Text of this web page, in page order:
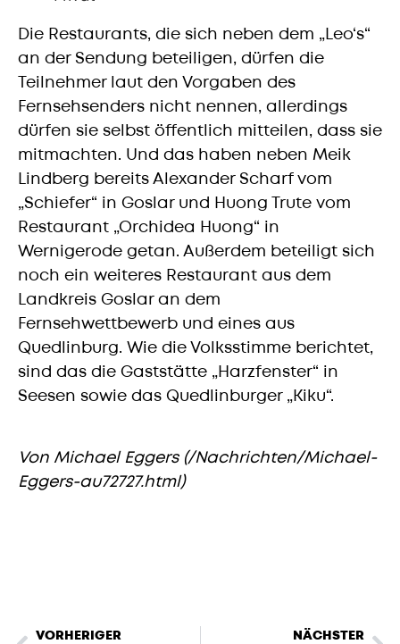
Die Restaurants, die sich neben dem „Leo‘s“
an der Sendung beteiligen, dürfen die
Teilnehmer laut den Vorgaben des
Fernsehsenders nicht nennen, allerdings
dürfen sie selbst öffentlich mitteilen, dass sie
mitmachten. Und das haben neben Meik
Lindberg bereits Alexander Scharf vom
„Schiefer“ in Goslar und Huong Trute vom
Restaurant „Orchidea Huong“ in
Wernigerode getan. Außerdem beteiligt sich
noch ein weiteres Restaurant aus dem
Landkreis Goslar an dem
Fernsehwettbewerb und eines aus
Quedlinburg. Wie die Volksstimme berichtet,
sind das die Gaststätte „Harzfenster“ in
Seesen sowie das Quedlinburger „Kiku“.
Von Michael Eggers (/Nachrichten/Michael-
Eggers-au72727.html)
VORHERIGER NÄCHSTER